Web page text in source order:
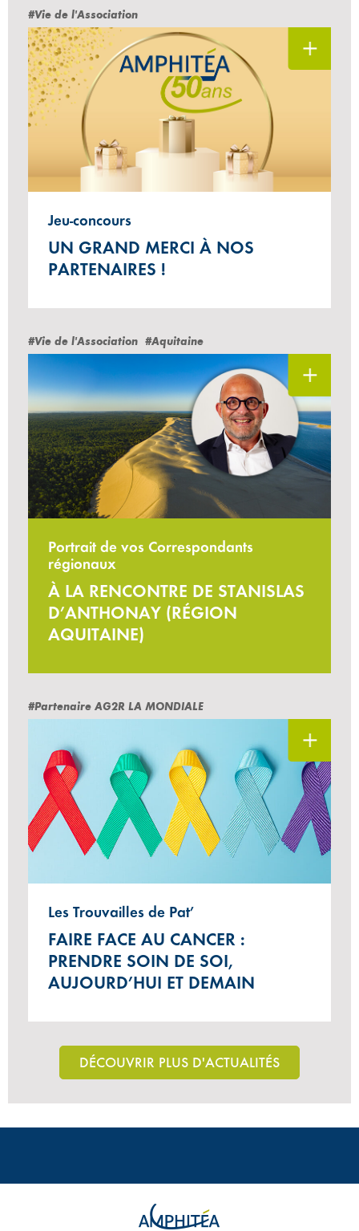
#Vie de l'Association
Jeu-concours
UN GRAND MERCI À NOS
PARTENAIRES !
#Vie de l'Association #Aquitaine
Portrait de vos Correspondants
régionaux
À LA RENCONTRE DE STANISLAS
D’ANTHONAY (RÉGION
AQUITAINE)
#Partenaire AG2R LA MONDIALE
Les Trouvailles de Pat’
FAIRE FACE AU CANCER :
PRENDRE SOIN DE SOI,
AUJOURD’HUI ET DEMAIN
DÉCOUVRIR PLUS D'ACTUALITÉS